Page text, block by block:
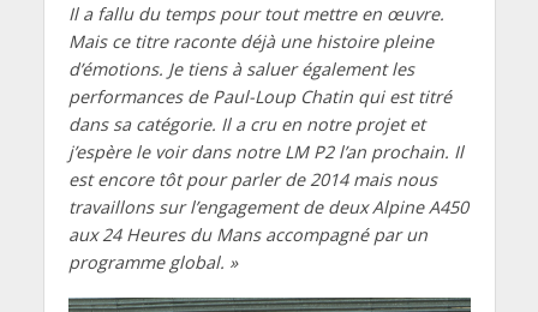
Il a fallu du temps pour tout mettre en œuvre.
Mais ce titre raconte déjà une histoire pleine
d’émotions. Je tiens à saluer également les
performances de Paul-Loup Chatin qui est titré
dans sa catégorie. Il a cru en notre projet et
j’espère le voir dans notre LM P2 l’an prochain. Il
est encore tôt pour parler de 2014 mais nous
travaillons sur l’engagement de deux Alpine A450
aux 24 Heures du Mans accompagné par un
programme global. »